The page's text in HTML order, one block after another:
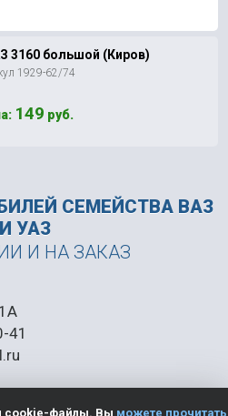
3160 большой (Киров)
1929-62/74
149 руб.
СЕМЕЙСТВА ВАЗ
И УАЗ
И НА ЗАКАЗ
41
cookie-файлы. Вы можете прочитать